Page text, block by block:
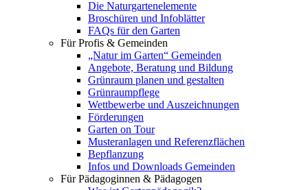
Die Naturgartenelemente
Broschüren und Infoblätter
FAQs für den Garten
Für Profis & Gemeinden
„Natur im Garten“ Gemeinden
Angebote, Beratung und Bildung
Grünraum planen und gestalten
Grünraumpflege
Wettbewerbe und Auszeichnungen
Förderungen
Garten on Tour
Musteranlagen und Referenzflächen
Bepflanzung
Infos und Downloads Gemeinden
Für Pädagoginnen & Pädagogen